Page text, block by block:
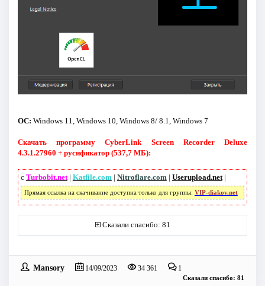
ОС: Windows 11, Windows 10, Windows 8/ 8.1, Windows 7
Скачать программу CyberLink Screen Recorder Deluxe
4.3.1.27960 + русификатор (537,7 МБ):
с Turbobit.net| Katfile.com | Nitroflare.com | Userupload.net|
Прямая ссылка на скачивание доступна только для группы: VIP-diakov.net
Сказали спасибо: 81
Mansory 14/09/2023 34 361 1
Сказали спасибо: 81